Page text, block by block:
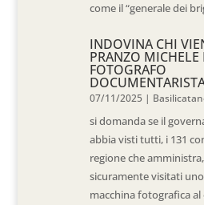
come il “generale dei
INDOVINA CHI
PRANZO
FOTOGRAFO
07/11/2025 |
si domanda se il
abbia visti tutti, i 131
regione che
sicuramente visitati
macchina fotografica al